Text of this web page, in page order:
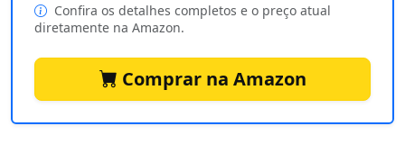
Confira os detalhes completos e o preço atual
diretamente na Amazon.
Comprar na Amazon